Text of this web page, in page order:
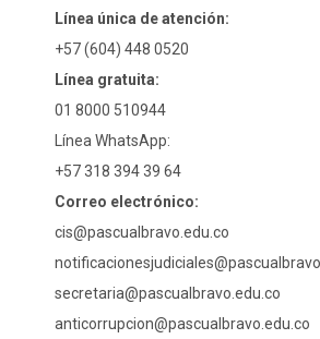
Línea única de atención:
+57 (604) 448 0520
Línea gratuita:
01 8000 510944
Línea WhatsApp:
+57 318 394 39 64
Correo electrónico:
cis@pascualbravo.edu.co
secretaria@pascualbravo.edu.co
anticorrupcion@pascualbravo.edu.co